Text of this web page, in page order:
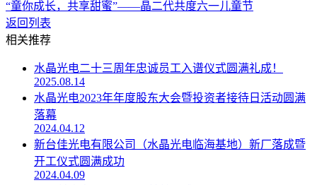
“童你成长，共享甜蜜”——晶二代共度六一儿童节
返回列表
相关推荐
水晶光电二十三周年忠诚员工入谱仪式圆满礼成！
2025.08.14
水晶光电2023年年度股东大会暨投资者接待日活动圆满
落幕
2024.04.12
新台佳光电有限公司（水晶光电临海基地）新厂落成暨
开工仪式圆满成功
2024.04.09